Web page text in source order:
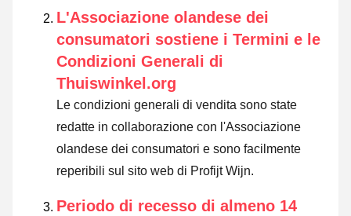
L'Associazione olandese dei
consumatori sostiene i Termini e le
Condizioni Generali di
Thuiswinkel.org
Le condizioni generali di vendita sono state
redatte in collaborazione con l'Associazione
olandese dei consumatori e sono facilmente
reperibili sul sito web di Profijt Wijn.
Periodo di recesso di almeno 14